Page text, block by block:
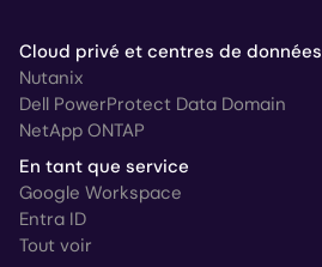
Cloud privé et centres de données
Nutanix
Dell PowerProtect Data Domain
NetApp ONTAP
En tant que service
Google Workspace
Entra ID
Tout voir